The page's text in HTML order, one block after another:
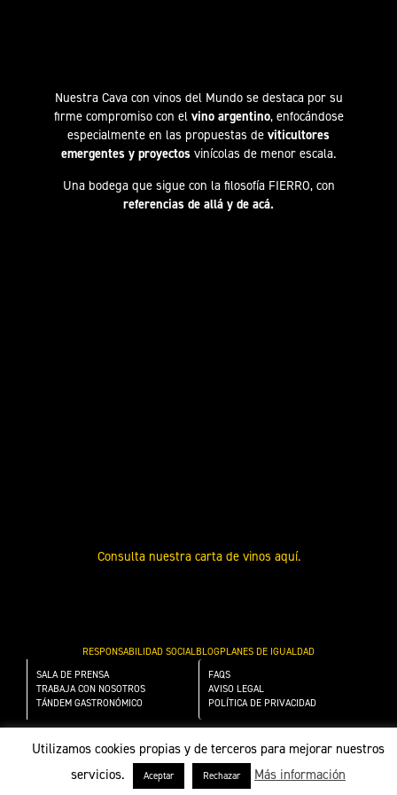
Nuestra Cava con vinos del Mundo se destaca por su
firme compromiso con elvino argentino, enfocándose
especialmente en las propuestas de viticultores
emergentes y proyectos vinícolas de menor escala.
Una bodega que sigue con la filosofía FIERRO, con
referencias de allá y de acá.
Consulta nuestra carta de vinos aquí.
SALA DE PRENSA
TRABAJA CON NOSOTROS
TÁNDEM GASTRONÓMICO
FAQS
AVISO LEGAL
POLÍTICA DE PRIVACIDAD
RESPONSABILIDAD SOCIALBLOGPLANES DE IGUALDAD
SUSCRÍBETE A NUESTRA NEWSLETTER
Utilizamos cookies propias y de terceros para mejorar nuestros
servicios.
Aceptar Rechazar Más información